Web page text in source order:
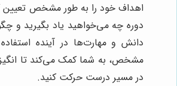
اهداف خود را به طور مشخص تعیین
دوره چه می‌خواهید یاد بگیرید و
دانش و مهارت‌ها در آینده
مشخص، به شما کمک می‌کند تا
در مسیر درست حرکت کنید.